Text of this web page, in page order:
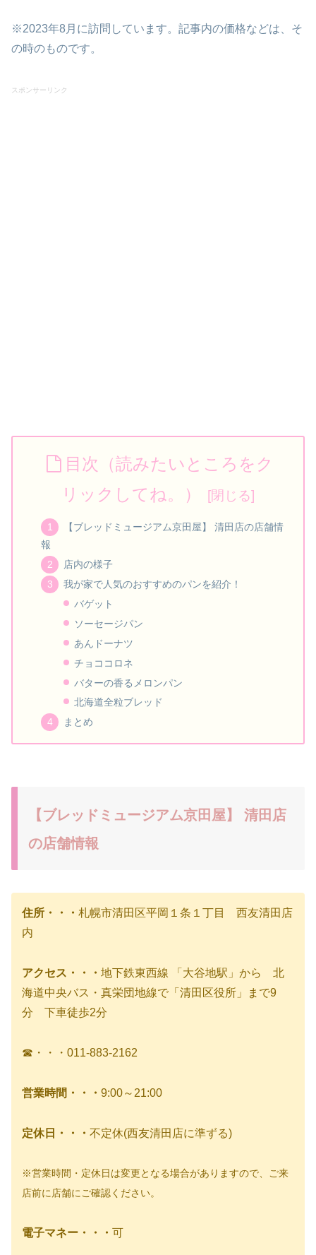
※2023年8月に訪問しています。記事内の価格などは、そ
の時のものです。
スポンサーリンク
目次（読みたいところをク
リックしてね。）
【ブレッドミュージアム京田屋】 清田店の店舗情
報
店内の様子
我が家で人気のおすすめのパンを紹介！
バゲット
ソーセージパン
あんドーナツ
チョココロネ
バターの香るメロンパン
北海道全粒ブレッド
まとめ
【ブレッドミュージアム京田屋】 清田店
の店舗情報
住所・・・ 札幌市清田区平岡１条１丁目 西友清田店
内
アクセス・・・ 地下鉄東西線 「大谷地駅」から 北
海道中央バス・真栄団地線で「清田区役所」まで9
分 下車徒歩2分
☎・・・011-883-2162
営業時間・・・ 9:00～21:00
定休日・・・ 不定休(西友清田店に準ずる)
※営業時間・定休日は変更となる場合がありますので、ご来
店前に店舗にご確認ください。
電子マネー・・・ 可